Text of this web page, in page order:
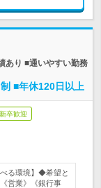
あり ■通いやすい勤務
■年休120日以上
卒歓迎
べる環境】◆希望と
営業》《銀行事